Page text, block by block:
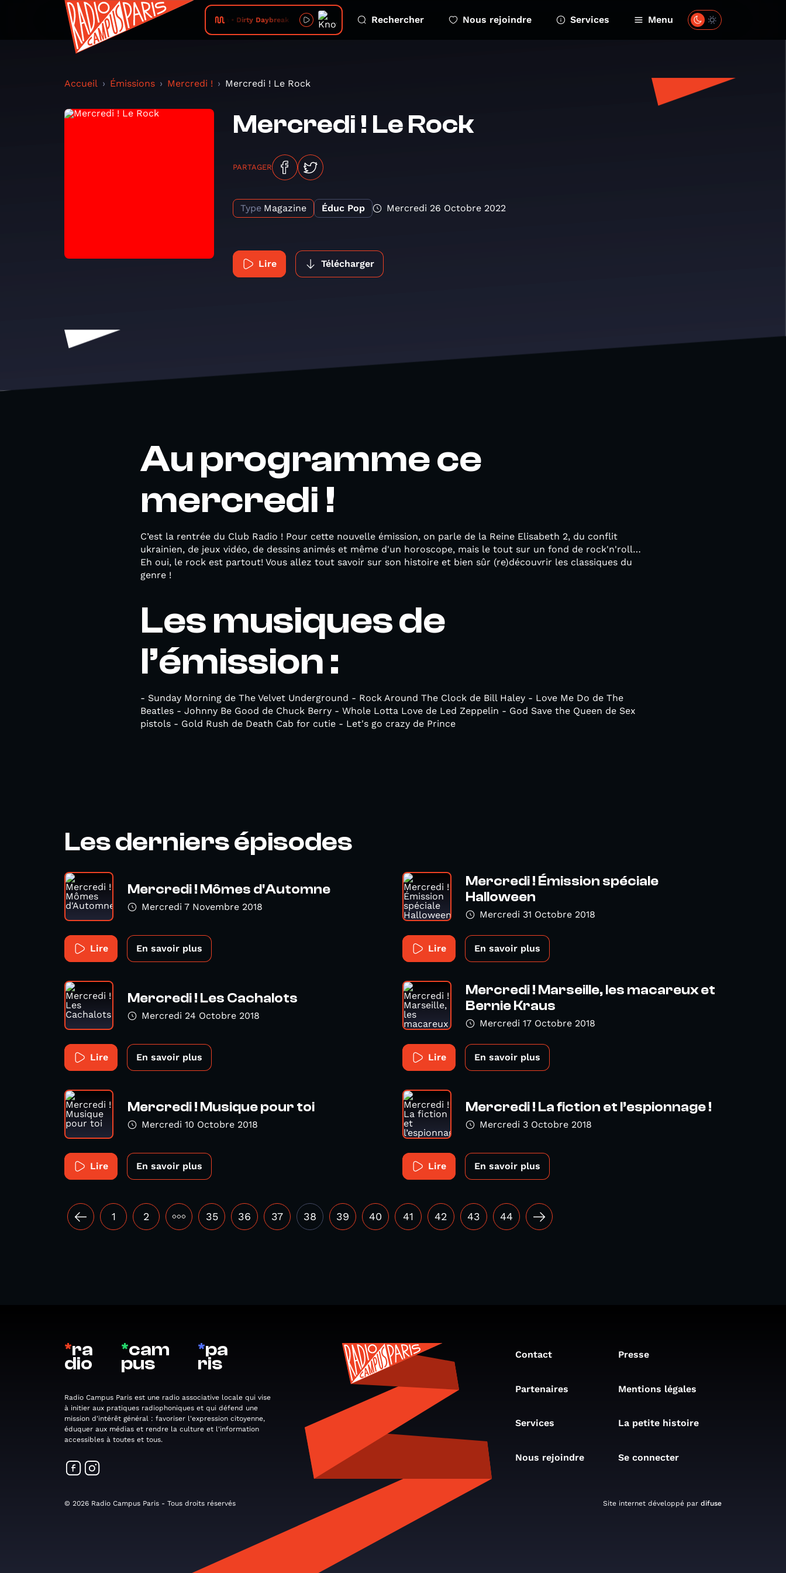
Knowsum • Dirty Daybreak Rechercher Nous rejoindre Services Menu
Accueil Émissions Mercredi ! Mercredi ! Le Rock
Mercredi ! Le Rock
PARTAGER
Type Magazine Éduc Pop Mercredi 26 Octobre 2022
Lire Télécharger
Au programme ce
mercredi !
C’est la rentrée du Club Radio ! Pour cette nouvelle émission, on parle de la Reine Elisabeth 2, du conflit
ukrainien, de jeux vidéo, de dessins animés et même d'un horoscope, mais le tout sur un fond de rock'n'roll…
Eh oui, le rock est partout! Vous allez tout savoir sur son histoire et bien sûr (re)découvrir les classiques du
genre !
Les musiques de
l’émission :
- Sunday Morning de The Velvet Underground - Rock Around The Clock de Bill Haley - Love Me Do de The
Beatles - Johnny Be Good de Chuck Berry - Whole Lotta Love de Led Zeppelin - God Save the Queen de Sex
pistols - Gold Rush de Death Cab for cutie - Let's go crazy de Prince
Les derniers épisodes
Mercredi ! Mômes d'Automne
Mercredi 7 Novembre 2018
Lire En savoir plus
Mercredi ! Émission spéciale
Halloween
Mercredi 31 Octobre 2018
Lire En savoir plus
Mercredi ! Les Cachalots
Mercredi 24 Octobre 2018
Lire En savoir plus
Mercredi ! Marseille, les macareux et
Bernie Kraus
Mercredi 17 Octobre 2018
Lire En savoir plus
Mercredi ! Musique pour toi
Mercredi 10 Octobre 2018
Lire En savoir plus
Mercredi ! La fiction et l’espionnage !
Mercredi 3 Octobre 2018
Lire En savoir plus
1 2 ••• 35 36 37 38 39 40 41 42 43 44
*ra
dio
*cam
pus
*pa
ris
Radio Campus Paris est une radio associative locale qui vise
à initier aux pratiques radiophoniques et qui défend une
mission d'intérêt général : favoriser l'expression citoyenne,
éduquer aux médias et rendre la culture et l'information
accessibles à toutes et tous.
Contact Presse
Partenaires Mentions légales
Services La petite histoire
Nous rejoindre Se connecter
© 2026 Radio Campus Paris - Tous droits réservés Site internet développé par difuse